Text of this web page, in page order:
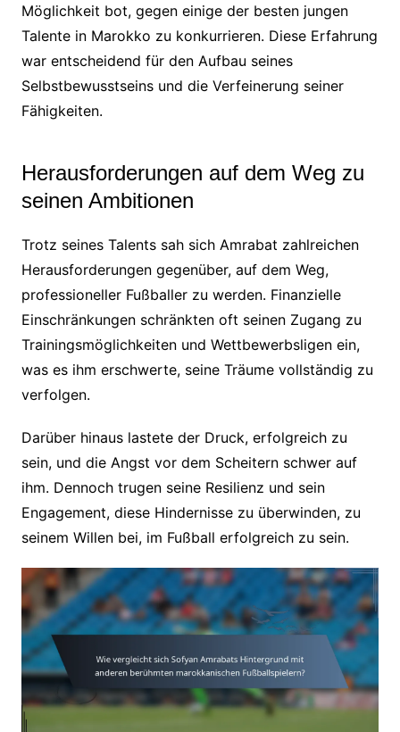
Möglichkeit bot, gegen einige der besten jungen
Talente in Marokko zu konkurrieren. Diese Erfahrung
war entscheidend für den Aufbau seines
Selbstbewusstseins und die Verfeinerung seiner
Fähigkeiten.
Herausforderungen auf dem Weg zu
seinen Ambitionen
Trotz seines Talents sah sich Amrabat zahlreichen
Herausforderungen gegenüber, auf dem Weg,
professioneller Fußballer zu werden. Finanzielle
Einschränkungen schränkten oft seinen Zugang zu
Trainingsmöglichkeiten und Wettbewerbsligen ein,
was es ihm erschwerte, seine Träume vollständig zu
verfolgen.
Darüber hinaus lastete der Druck, erfolgreich zu
sein, und die Angst vor dem Scheitern schwer auf
ihm. Dennoch trugen seine Resilienz und sein
Engagement, diese Hindernisse zu überwinden, zu
seinem Willen bei, im Fußball erfolgreich zu sein.